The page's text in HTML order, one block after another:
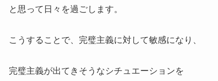
と思って日々を過ごします。
こうすることで、完璧主義に対して敏感になり、
完璧主義が出てきそうなシチュエーションを